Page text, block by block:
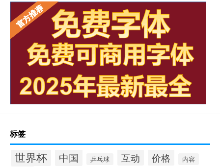
标签
世界杯 中国 乒乓球 互动 价格 内容